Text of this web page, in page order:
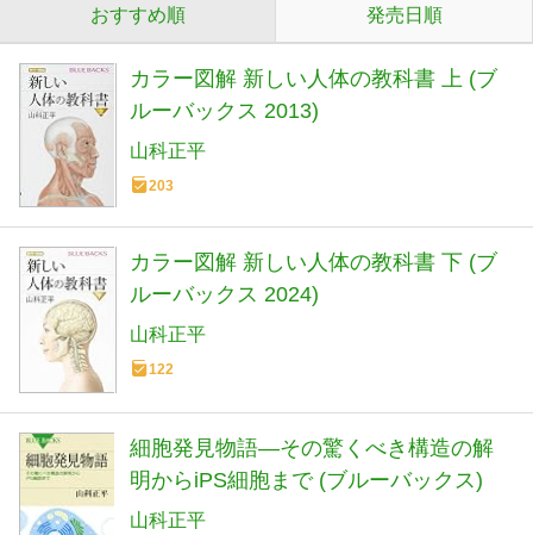
おすすめ順 発売日順
カラー図解 新しい人体の教科書 上 (ブ
ルーバックス 2013)
山科正平
203
カラー図解 新しい人体の教科書 下 (ブ
ルーバックス 2024)
山科正平
122
細胞発見物語―その驚くべき構造の解
明からiPS細胞まで (ブルーバックス)
山科正平